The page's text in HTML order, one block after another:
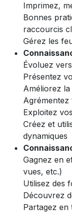
Imprimez,
Bonnes
raccourcis
Gérez les
Évoluez
Présentez
Améliorez
Exploitez
Créez et
dynamiques
Gagnez en
vues, etc.)
Utilisez des
Découvrez
Partagez en